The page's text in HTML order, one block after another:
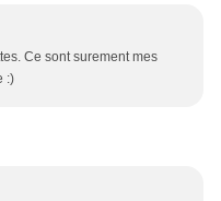
Ce sont surement mes
:)